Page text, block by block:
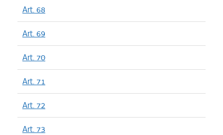
Art. 68
Art. 69
Art. 70
Art. 71
Art. 72
Art. 73